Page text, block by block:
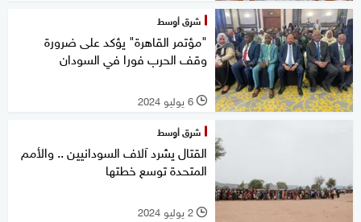
شرق أوسط
"مؤتمر القاهرة" يؤكد على ضرورة
وقف الحرب فورا في السودان
l 6 يوليو 2024
شرق أوسط
القتال يشرد آلاف السودانيين .. والأمم
المتحدة توسع خطتها
l 2 يوليو 2024